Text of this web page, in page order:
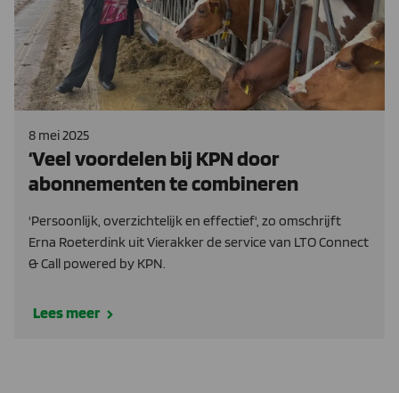
8 mei 2025
‘Veel voordelen bij KPN door
abonnementen te combineren
'Persoonlijk, overzichtelijk en effectief', zo omschrijft
Erna Roeterdink uit Vierakker de service van LTO Connect
& Call powered by KPN.
Lees meer